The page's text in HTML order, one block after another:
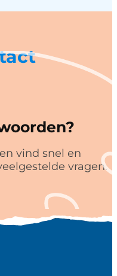
en vind snel en
vragen.